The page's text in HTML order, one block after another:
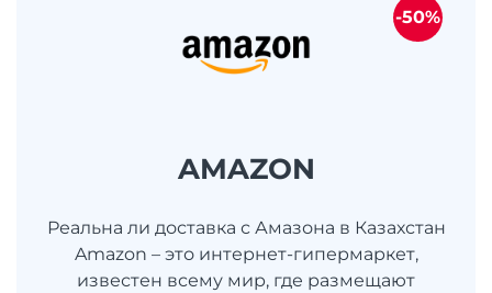
AMAZON
Реальна ли доставка с Амазона в Казахстан
Amazon – это интернет-гипермаркет,
известен всему мир, где размещают
-50%